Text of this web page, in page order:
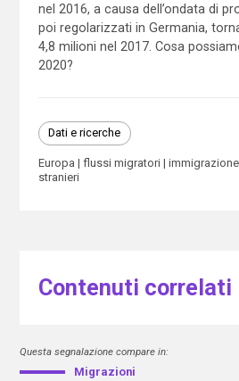
nel 2016, a causa dell’ondata di
poi regolarizzati in Germania,
4,8 milioni nel 2017. Cosa
2020?
Dati e ricerche
Europa flussi migratori
stranieri
Contenuti correlati
Questa segnalazione compare in:
Migrazioni